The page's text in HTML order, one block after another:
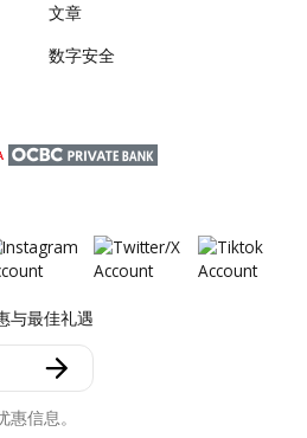
文章
数字安全
与最佳礼遇
信息。